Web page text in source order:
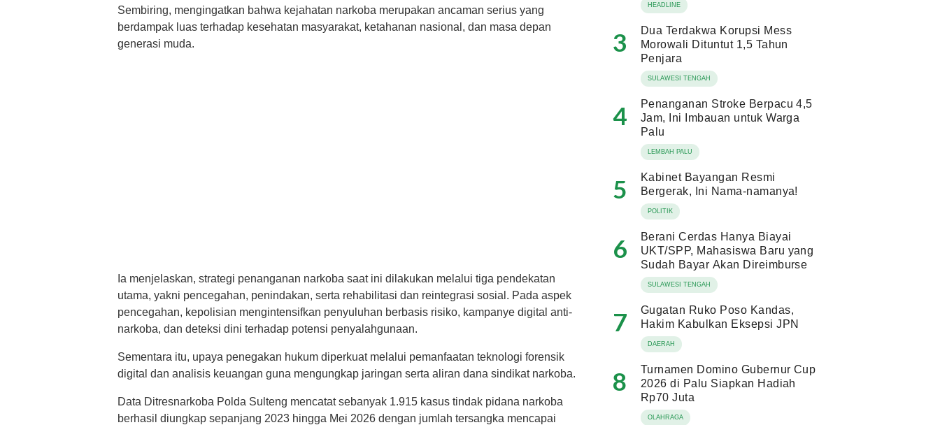
Sembiring, mengingatkan bahwa kejahatan narkoba merupakan ancaman serius yang
berdampak luas terhadap kesehatan masyarakat, ketahanan nasional, dan masa depan
generasi muda.
Ia menjelaskan, strategi penanganan narkoba saat ini dilakukan melalui tiga pendekatan
utama, yakni pencegahan, penindakan, serta rehabilitasi dan reintegrasi sosial. Pada aspek
pencegahan, kepolisian mengintensifkan penyuluhan berbasis risiko, kampanye digital anti-
narkoba, dan deteksi dini terhadap potensi penyalahgunaan.
Sementara itu, upaya penegakan hukum diperkuat melalui pemanfaatan teknologi forensik
digital dan analisis keuangan guna mengungkap jaringan serta aliran dana sindikat narkoba.
Data Ditresnarkoba Polda Sulteng mencatat sebanyak 1.915 kasus tindak pidana narkoba
berhasil diungkap sepanjang 2023 hingga Mei 2026 dengan jumlah tersangka mencapai
HEADLINE
3
Dua Terdakwa Korupsi Mess
Morowali Dituntut 1,5 Tahun
Penjara
SULAWESI TENGAH
4
Penanganan Stroke Berpacu 4,5
Jam, Ini Imbauan untuk Warga
Palu
LEMBAH PALU
5
Kabinet Bayangan Resmi
Bergerak, Ini Nama-namanya!
POLITIK
6
Berani Cerdas Hanya Biayai
UKT/SPP, Mahasiswa Baru yang
Sudah Bayar Akan Direimburse
SULAWESI TENGAH
7
Gugatan Ruko Poso Kandas,
Hakim Kabulkan Eksepsi JPN
DAERAH
8
Turnamen Domino Gubernur Cup
2026 di Palu Siapkan Hadiah
Rp70 Juta
OLAHRAGA